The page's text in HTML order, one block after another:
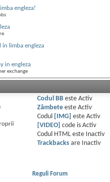
engleza!
in limba engleza
in engleza
exchange
Codul BBeste Activ
Zâmbeteeste Activ
Codul
[IMG] este Activ
[VIDEO]
code is Activ
Codul HTML este
Inactiv
Trackbacksare
Inactiv
Reguli Forum